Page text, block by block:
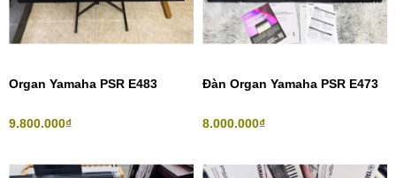
Organ Yamaha PSR E483
9.800.000₫
Đàn Organ Yamaha PSR E473
8.000.000₫